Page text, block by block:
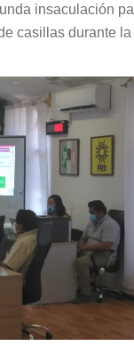
insaculación
casillas durante